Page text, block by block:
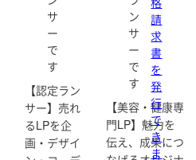
サ
ー
で
す
【認定ラン
サー】売れ
るLPを企
画・デザイ
ン
サ
ー
で
す
請
求
書
を
発
行
で
き
ま
【美容・健康専
門LP】魅力を
伝え、成果につ